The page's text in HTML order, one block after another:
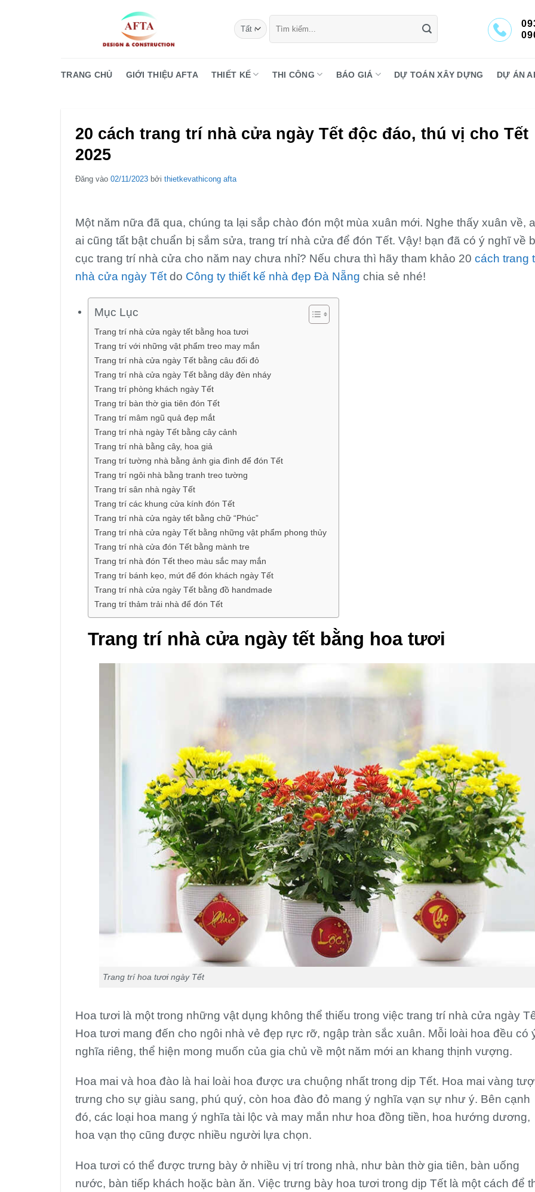
kiếm:
TRANG CHỦ GIỚI THIỆU AFTA THIẾT KẾ THI CÔNG BÁO GIÁ DỰ TOÁN XÂY DỰNG DỰ ÁN
20 cách trang trí nhà cửa ngày Tết độc đáo, thú vị cho Tết
2025
Đăng vào 02/11/2023 bởi thietkevathicong afta
Một năm nữa đã qua, chúng ta lại sắp chào đón một mùa xuân mới. Nghe thấy xuân về,
ai cũng tất bật chuẩn bị sắm sửa, trang trí nhà cửa để đón Tết. Vậy! bạn đã có ý nghĩ về
cục trang trí nhà cửa cho năm nay chưa nhỉ? Nếu chưa thì hãy tham khảo 20 cách trang
nhà cửa ngày Tết do Công ty thiết kế nhà đẹp Đà Nẵng chia sẻ nhé!
Mục Lục
Trang trí nhà cửa ngày tết bằng hoa tươi
Trang trí với những vật phẩm treo may mắn
Trang trí nhà cửa ngày Tết bằng câu đối đỏ
Trang trí nhà cửa ngày Tết bằng dây đèn nháy
Trang trí phòng khách ngày Tết
Trang trí bàn thờ gia tiên đón Tết
Trang trí mâm ngũ quả đẹp mắt
Trang trí nhà ngày Tết bằng cây cảnh
Trang trí nhà bằng cây, hoa giả
Trang trí tường nhà bằng ảnh gia đình để đón Tết
Trang trí ngôi nhà bằng tranh treo tường
Trang trí sân nhà ngày Tết
Trang trí các khung cửa kính đón Tết
Trang trí nhà cửa ngày tết bằng chữ “Phúc”
Trang trí nhà cửa ngày Tết bằng những vật phẩm phong thủy
Trang trí nhà cửa đón Tết bằng mành tre
Trang trí nhà đón Tết theo màu sắc may mắn
Trang trí bánh kẹo, mứt để đón khách ngày Tết
Trang trí nhà cửa ngày Tết bằng đồ handmade
Trang trí thảm trải nhà để đón Tết
Trang trí nhà cửa ngày tết bằng hoa tươi
Trang trí hoa tươi ngày Tết
Hoa tươi là một trong những vật dụng không thể thiếu trong việc trang trí nhà cửa ngày
Hoa tươi mang đến cho ngôi nhà vẻ đẹp rực rỡ, ngập tràn sắc xuân. Mỗi loài hoa đều có
nghĩa riêng, thể hiện mong muốn của gia chủ về một năm mới an khang thịnh vượng.
Hoa mai và hoa đào là hai loài hoa được ưa chuộng nhất trong dịp Tết. Hoa mai vàng
trưng cho sự giàu sang, phú quý, còn hoa đào đỏ mang ý nghĩa vạn sự như ý. Bên cạnh
đó, các loại hoa mang ý nghĩa tài lộc và may mắn như hoa đồng tiền, hoa hướng dương,
hoa vạn thọ cũng được nhiều người lựa chọn.
Hoa tươi có thể được trưng bày ở nhiều vị trí trong nhà, như bàn thờ gia tiên, bàn uống
nước, bàn tiếp khách hoặc bàn ăn. Việc trưng bày hoa tươi trong dịp Tết là một cách để